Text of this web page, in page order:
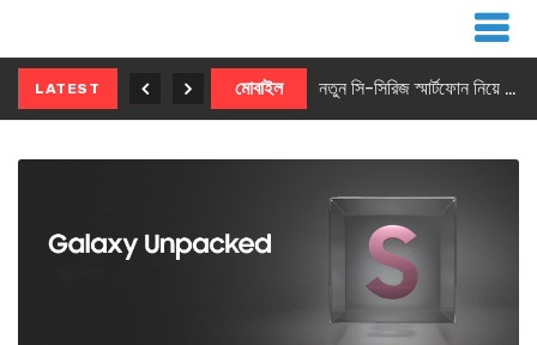
LATEST মোবাইল নতুন সি-সিরিজ স্মার্টফোন নিয়ে আসছে রিয়েলমি